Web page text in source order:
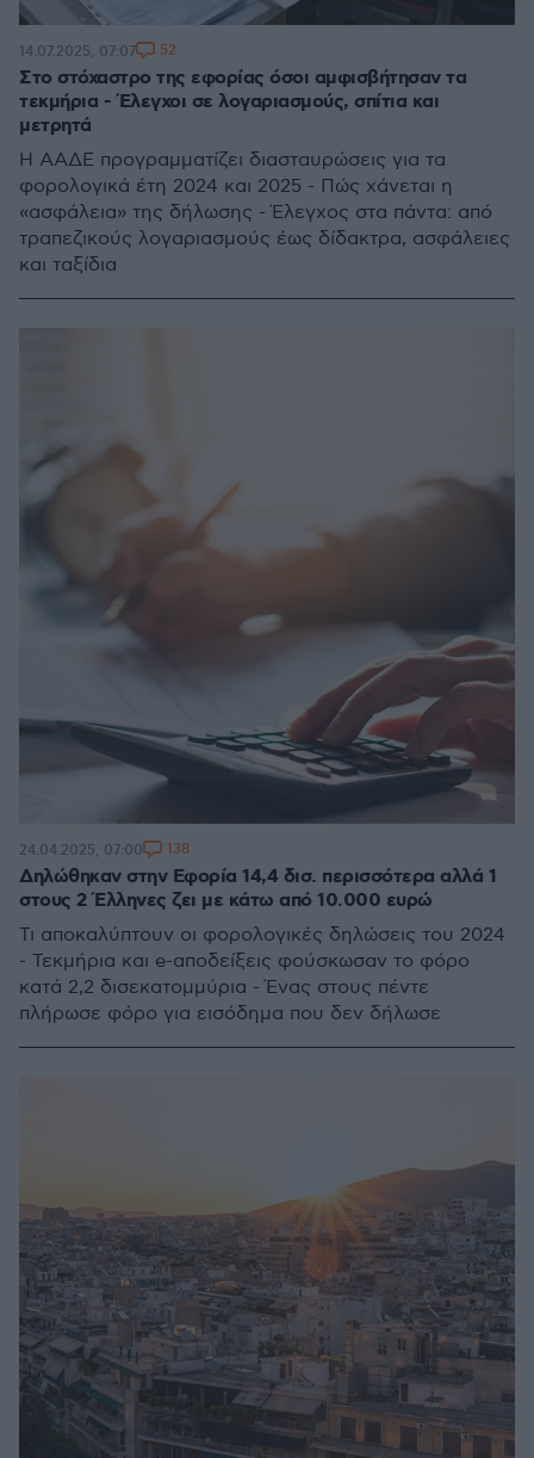
Στο στόχαστρο της εφορίας όσοι αμφισβήτησαν τα
τεκμήρια - Έλεγχοι σε λογαριασμούς, σπίτια και
μετρητά
Η ΑΑΔΕ προγραμματίζει διασταυρώσεις για τα
φορολογικά έτη 2024 και 2025 - Πώς χάνεται η
«ασφάλεια» της δήλωσης - Έλεγχος στα πάντα: από
τραπεζικούς λογαριασμούς έως δίδακτρα, ασφάλειες
και ταξίδια
14.07.2025, 07:07 52
Δηλώθηκαν στην Εφορία 14,4 δισ. περισσότερα αλλά 1
στους 2 Έλληνες ζει με κάτω από 10.000 ευρώ
Τι αποκαλύπτουν οι φορολογικές δηλώσεις του 2024
- Τεκμήρια και e-αποδείξεις φούσκωσαν το φόρο
κατά 2,2 δισεκατομμύρια - Ένας στους πέντε
πλήρωσε φόρο για εισόδημα που δεν δήλωσε
24.04.2025, 07:00 138